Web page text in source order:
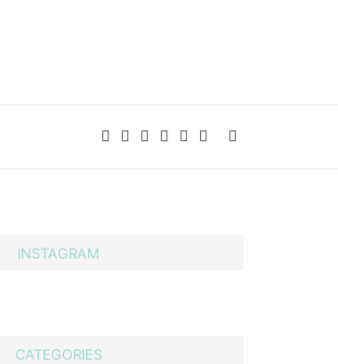
INSTAGRAM
CATEGORIES